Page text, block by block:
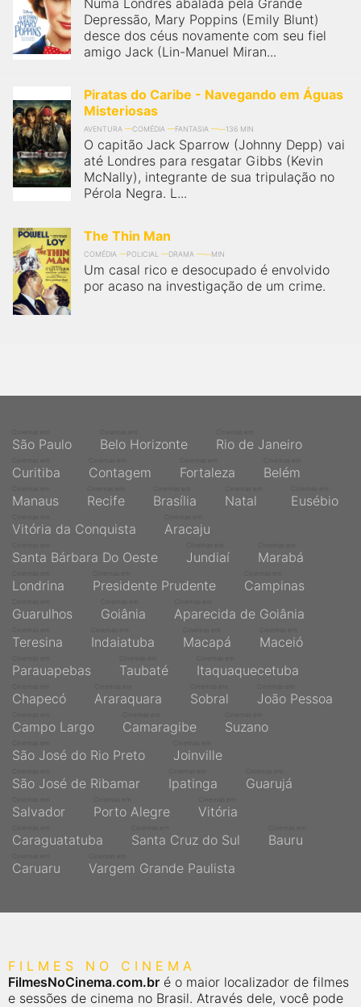
Numa Londres abalada pela Grande
Depressão, Mary Poppins (Emily Blunt)
desce dos céus novamente com seu fiel
amigo Jack (Lin-Manuel Miran...
Piratas do Caribe - Navegando em Águas
Misteriosas
AVENTURA COMÉDIA FANTASIA 136 MIN
O capitão Jack Sparrow (Johnny Depp) vai
até Londres para resgatar Gibbs (Kevin
McNally), integrante de sua tripulação no
Pérola Negra. L...
The Thin Man
COMÉDIA POLICIAL DRAMA MIN
Um casal rico e desocupado é envolvido
por acaso na investigação de um crime.
São Paulo Belo Horizonte Rio de Janeiro
Curitiba Contagem Fortaleza Belém
Manaus Recife Brasília Natal Eusébio
Vitória da Conquista Aracaju
Santa Bárbara Do Oeste Jundiaí Marabá
Londrina Presidente Prudente Campinas
Guarulhos Goiânia Aparecida de Goiânia
Teresina Indaiatuba Macapá Maceió
Parauapebas Taubaté Itaquaquecetuba
Chapecó Araraquara Sobral João Pessoa
Campo Largo Camaragibe Suzano
São José do Rio Preto Joinville
São José de Ribamar Ipatinga Guarujá
Salvador Porto Alegre Vitória
Caraguatatuba Santa Cruz do Sul Bauru
Caruaru Vargem Grande Paulista
FILMES NO CINEMA
FilmesNoCinema.com.br é o maior localizador de filmes
e sessões de cinema no Brasil. Através dele, você pode